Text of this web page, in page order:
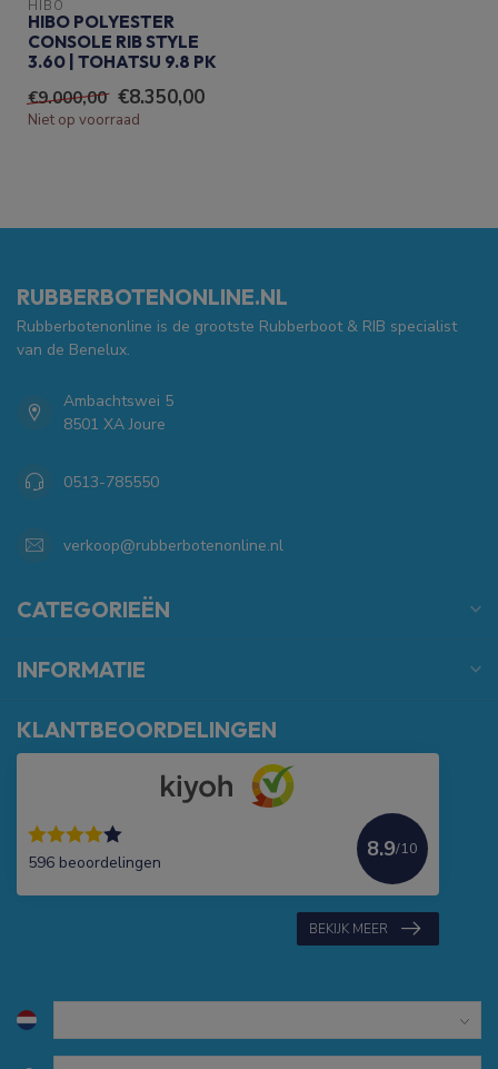
HIBO
HIBO POLYESTER
CONSOLE RIB STYLE
3.60 | TOHATSU 9.8 PK
€9.000,00 €8.350,00
Niet op voorraad
RUBBERBOTENONLINE.NL
Rubberbotenonline is de grootste Rubberboot & RIB specialist
van de Benelux.
Ambachtswei 5
8501 XA Joure
0513-785550
verkoop@rubberbotenonline.nl
CATEGORIEËN
INFORMATIE
KLANTBEOORDELINGEN
596 beoordelingen
8.9/10
BEKIJK MEER